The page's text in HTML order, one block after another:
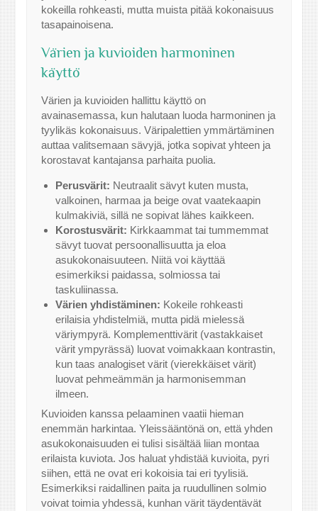
kokeilla rohkeasti, mutta muista pitää kokonaisuus
tasapainoisena.
Värien ja kuvioiden harmoninen
käyttö
Värien ja kuvioiden hallittu käyttö on
avainasemassa, kun halutaan luoda harmoninen ja
tyylikäs kokonaisuus. Väripalettien ymmärtäminen
auttaa valitsemaan sävyjä, jotka sopivat yhteen ja
korostavat kantajansa parhaita puolia.
Perusvärit: Neutraalit sävyt kuten musta,
valkoinen, harmaa ja beige ovat vaatekaapin
kulmakiviä, sillä ne sopivat lähes kaikkeen.
Korostusvärit: Kirkkaammat tai tummemmat
sävyt tuovat persoonallisuutta ja eloa
asukokonaisuuteen. Niitä voi käyttää
esimerkiksi paidassa, solmiossa tai
taskuliinassa.
Värien yhdistäminen: Kokeile rohkeasti
erilaisia yhdistelmiä, mutta pidä mielessä
väriympyrä. Komplementtivärit (vastakkaiset
värit ympyrässä) luovat voimakkaan kontrastin,
kun taas analogiset värit (vierekkäiset värit)
luovat pehmeämmän ja harmonisemman
ilmeen.
Kuvioiden kanssa pelaaminen vaatii hieman
enemmän harkintaa. Yleissääntönä on, että yhden
asukokonaisuuden ei tulisi sisältää liian montaa
erilaista kuviota. Jos haluat yhdistää kuvioita, pyri
siihen, että ne ovat eri kokoisia tai eri tyylisiä.
Esimerkiksi raidallinen paita ja ruudullinen solmio
voivat toimia yhdessä, kunhan värit täydentävät